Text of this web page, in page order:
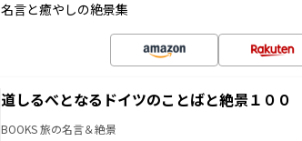
名言と癒やしの絶景集
道しるべとなるドイツのことばと絶景１００
BOOKS 旅の名言＆絶景